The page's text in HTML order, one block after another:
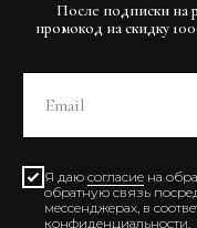
После подписки на
промокод на скидку
Я даю согласие на
обратную связь
мессенджерах, в
конфиденциальности